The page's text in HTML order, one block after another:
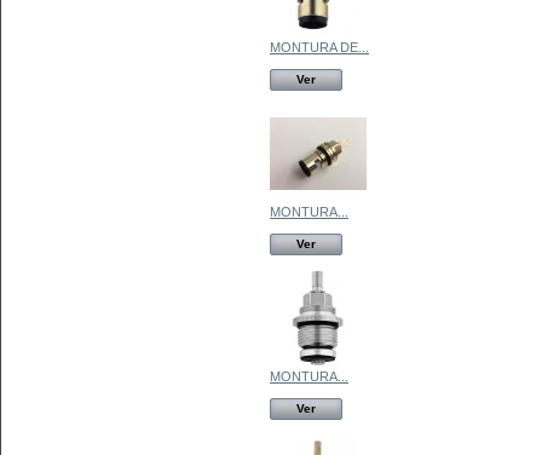
MONTURA DE...
Ver
MONTURA...
Ver
MONTURA...
Ver